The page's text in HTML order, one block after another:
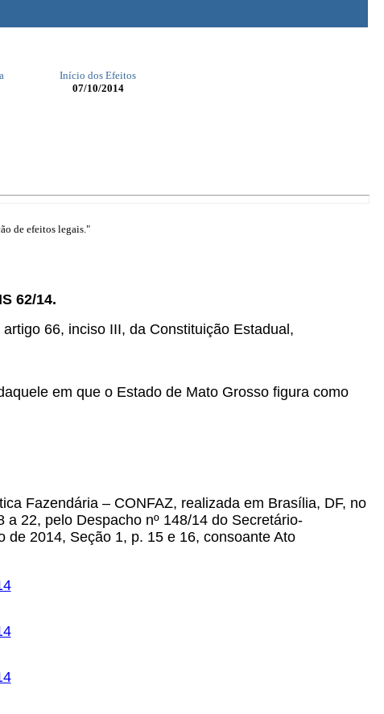
Início dos Efeitos
07/10/2014
de efeitos legais."
62/14.
66, inciso III, da Constituição Estadual,
em que o Estado de Mato Grosso figura como
Fazendária – CONFAZ, realizada em Brasília, DF, no
22, pelo Despacho nº 148/14 do Secretário-
2014, Seção 1, p. 15 e 16, consoante Ato